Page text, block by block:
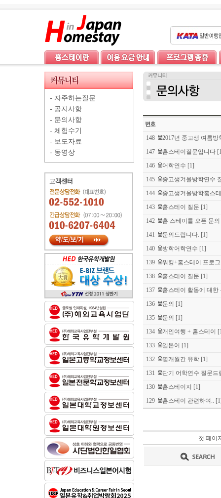
- 자주하는질문
- 공지사항
- 문의사항
- 체험수기
- 보도자료
- 동영상
148
2017년 중고생 여름
147
홈스테이질문입니다
146
어학연수 [1]
145
중고생겨울방학연수
144
중고생겨울방학홈스
143
홈스테이 질문 [1]
142
홈 스테이를 오픈 문의
141
문의드립니다. [1]
140
방학어학연수 [1]
139
워킹+홈스테이 프로
138
홈스테이 질문 [1]
137
홈스테이 활동에 대한
136
문의 [1]
135
문의 [1]
134
개인여행 + 홈스테이
133
일본어 [1]
132
몇개월간 유학 [1]
131
단기 어학연수 질문드
130
홈스테이지
[1]
129
홈스테이 관련하여..
첫 페이